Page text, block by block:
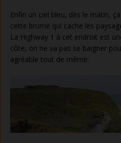
Enfin un ciel bleu, dès le matin,
cette brume qui cache les
La Highway 1 à cet endroit est
côte, on ne va pas se baigner
agréable tout de même.